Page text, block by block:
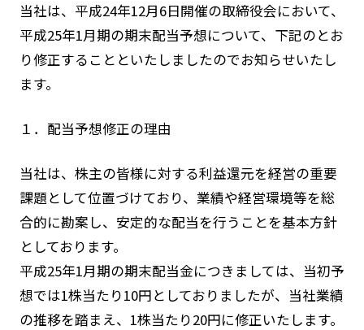
当社は、平成24年12月6日開催の取締役会において、
平成25年1月期の期末配当予想について、下記のとお
り修正することといたしましたのでお知らせいたし
ます。
１．配当予想修正の理由
当社は、株主の皆様に対する利益還元を経営の重要
課題として位置づけており、業績や経営環境等を総
合的に勘案し、安定的な配当を行うことを基本方針
としております。
平成25年1月期の期末配当金につきましては、当初予
想では1株当たり10円としておりましたが、当社業績
の推移を踏まえ、1株当たり20円に修正いたします。